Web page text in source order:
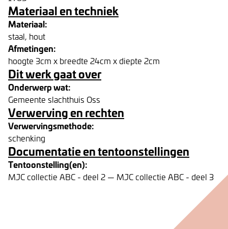
Materiaal en techniek
Materiaal:
staal, hout
Afmetingen:
hoogte 3cm x breedte 24cm x diepte 2cm
Dit werk gaat over
Onderwerp wat:
Gemeente slachthuis Oss
Verwerving en rechten
Verwervingsmethode:
schenking
Documentatie en tentoonstellingen
Tentoonstelling(en):
MJC collectie ABC - deel 2 — MJC collectie ABC - deel 3